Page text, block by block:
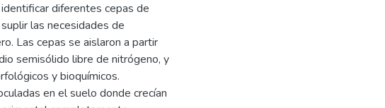
diferentes cepas de
las necesidades de
Las cepas se aislaron a partir
semisólido libre de nitrógeno, y
y bioquímicos.
en el suelo donde crecían